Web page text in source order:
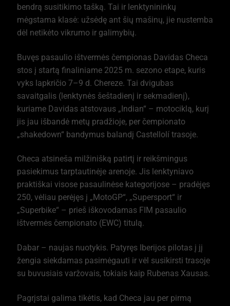
bendrą susitikimo tašką. Tai ir lenktynininkų
mėgstama klasė: užsėdę ant šių mašinų, jie nustemba
dėl netikėto vikrumo ir galimybių.
Buvęs pasaulio ištvermės čempionas Davidas Checa
stos į startą finaliniame 2025 m. sezono etape, kuris
vyks lapkričio 7–9 d. Chereze. Tai dvigubas
savaitgalis (lenktynės šeštadienį ir sekmadienį),
kuriame Davidas atstovaus „Indian“ – motociklą, kurį
jis jau išbandė metų pradžioje, per čempionato
„shakedown“ bandymus balandį Castellolí trasoje.
Checa atsineša milžinišką patirtį ir reikšmingus
pasiekimus tarptautinėje arenoje. Jis lenktyniavo
praktiškai visose pasaulinėse kategorijose – pradėjęs
250, vėliau perėjęs į „MotoGP“, „Supersport“ ir
„Superbike“ – prieš iškovodamas FIM pasaulio
ištvermės čempionato (EWC) titulą.
Dabar – naujas nuotykis. Patyręs Iberijos pilotas į jį
žengia siekdamas pasimėgauti ir vėl susikirsti trasoje
su buvusiais varžovais, tokiais kaip Rubenas Xausas.
Pagrįstai galima tikėtis, kad Checa jau per pirmą